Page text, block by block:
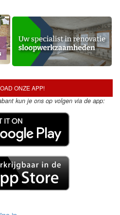
ONZE APP!
kun je ons op volgen via de app: